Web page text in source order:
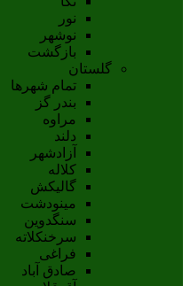
نور
نوشهر
بازگشت
گلستان
تمام شهر‌ها
بندر گز
مراوه
دلند
آزادشهر
کلاله
گالیکش
مینودشت
سنگدوین
سرخنکلاته
فراغی
صادق آباد